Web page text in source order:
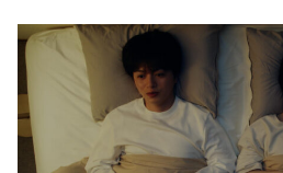
て真剣です
探偵！ナイトスクープ
news おかえり
河合＆A.B.C-Z塚田×福井ア
（news おかえり）